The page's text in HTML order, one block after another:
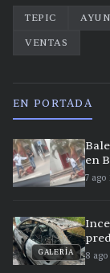
TEPIC
VENTAS
EN PORTADA
en
7 ago
GALERÍA 8